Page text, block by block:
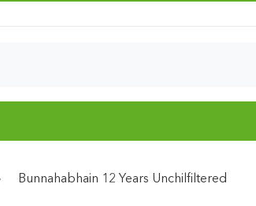
Bunnahabhain 12 Years Unchilfiltered